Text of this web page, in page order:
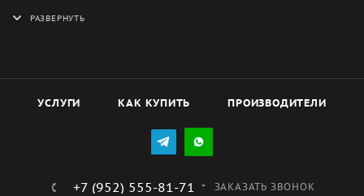
производительностью и эффективностью, что
SFP-3008JX оснащен мощным двигателем, который
обеспечивает высокую скорость вращения лопастей.
который эффективно охлаждает компоненты системы.
материалов и современных технологий производства,
УСЛУГИ КАК КУПИТЬ ПРОИЗВОДИТЕЛИ
+7 (952) 555-81-71 ЗАКАЗАТЬ ЗВОНОК